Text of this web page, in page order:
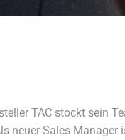
TAC stockt sein
neuer Sales Manager